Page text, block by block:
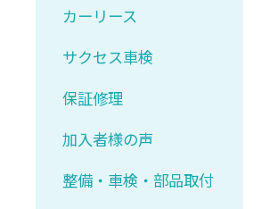
カーリース
サクセス車検
保証修理
加入者様の声
整備・車検・部品取付